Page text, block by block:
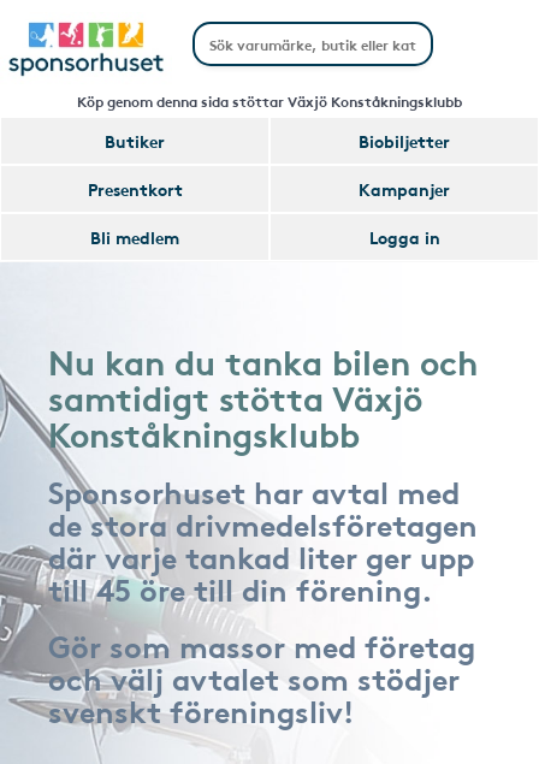
Köp genom denna sida stöttar Växjö Konståkningsklubb
Butiker
Biobiljetter
Presentkort
Kampanjer
Bli medlem
Logga in
Nu kan du tanka bilen och
samtidigt stötta Växjö
Konståkningsklubb
Sponsorhuset har avtal med
de stora drivmedelsföretagen
där varje tankad liter ger upp
till 45 öre till din förening.
Gör som massor med företag
och välj avtalet som stödjer
svenskt föreningsliv!